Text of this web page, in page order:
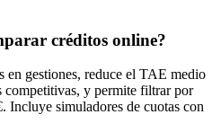
créditos online?
en gestiones, reduce el TAE medio
y permite filtrar por
Incluye simuladores de cuotas con